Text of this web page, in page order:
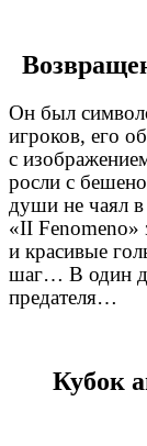
Он был
игроков, его
с
росли с
души не чаял в
«II Fenomeno»
и красивые
шаг… В один
предателя…
Кубок